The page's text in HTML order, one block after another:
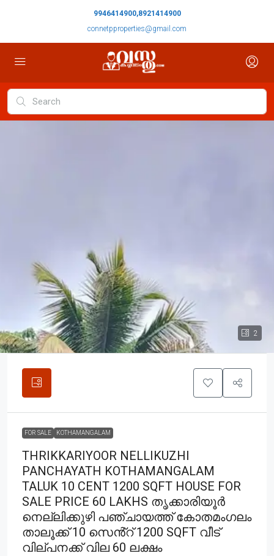
9946414900,8921414900
connetpproperties@gmail.com
2
FOR SALE KOTHAMANGALAM
THRIKKARIYOOR NELLIKUZHI
PANCHAYATH KOTHAMANGALAM
TALUK 10 CENT 1200 SQFT HOUSE FOR
SALE PRICE 60 LAKHS തൃക്കാരിയൂർ
നെല്ലിക്കുഴി പഞ്ചായത്ത് കോതമംഗലം
താലൂക്ക് 10 സെൻ്റ് 1200 SQFT വീട്
വില്പനക്ക് വില 60 ലക്ഷം